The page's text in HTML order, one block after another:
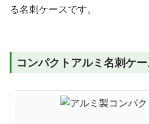
る名刺ケースです。
コンパクトアルミ名刺ケ